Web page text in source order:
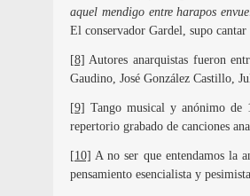
aquel mendigo entre harapos
El conservador Gardel, supo
[8] Autores anarquistas fueron
Gaudino, José González Castillo,
[9] Tango musical y anónimo
repertorio grabado de canciones
[10] A no ser que entendamos la
pensamiento esencialista y